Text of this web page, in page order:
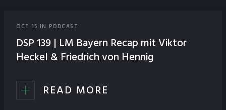
OCT 15 IN PODCAST
DSP 139 | LM Bayern Recap mit Viktor
Heckel & Friedrich von Hennig
READ MORE